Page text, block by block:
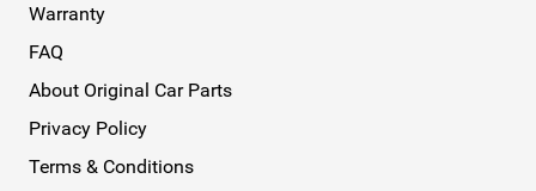
Warranty
FAQ
About Original Car Parts
Privacy Policy
Terms & Conditions